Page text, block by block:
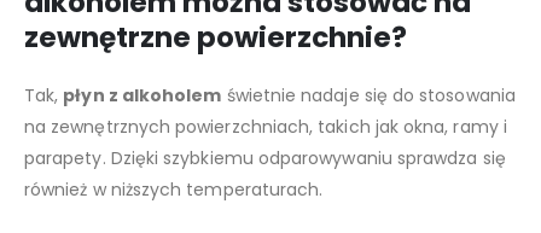
zewnętrzne powierzchnie?
Tak, płyn z alkoholem świetnie nadaje się do stosowania
na zewnętrznych powierzchniach, takich jak okna, ramy i
parapety. Dzięki szybkiemu odparowywaniu sprawdza się
również w niższych temperaturach.